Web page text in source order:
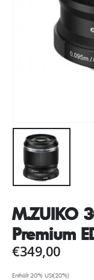
M.ZUIKO
Premium
€349,00
Enthält 20% USt(20%)